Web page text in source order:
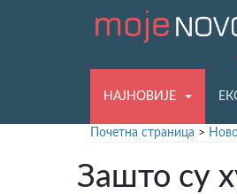
НАЈНОВИЈЕ
Почетна страница >
Зашто су